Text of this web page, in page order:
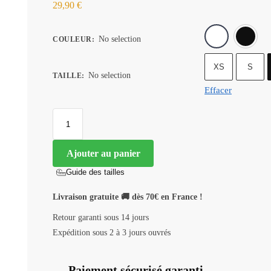
29,90 €
COULEUR: No selection
TAILLE: No selection
XS S
Effacer
Ajouter au panier
Guide des tailles
Livraison gratuite 🚚 dès 70€ en France !
Retour garanti sous 14 jours
Expédition sous 2 à 3 jours ouvrés